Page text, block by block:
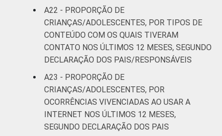
A22 - PROPORÇÃO DE
CRIANÇAS/ADOLESCENTES, POR TIPOS DE
CONTEÚDO COM OS QUAIS TIVERAM
CONTATO NOS ÚLTIMOS 12 MESES, SEGUNDO
DECLARAÇÃO DOS PAIS/RESPONSÁVEIS
A23 - PROPORÇÃO DE
CRIANÇAS/ADOLESCENTES, POR
OCORRÊNCIAS VIVENCIADAS AO USAR A
INTERNET NOS ÚLTIMOS 12 MESES,
SEGUNDO DECLARAÇÃO DOS PAIS